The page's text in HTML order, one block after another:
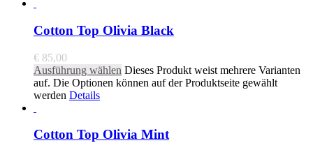
Cotton Top Olivia Black
€ 85,00
Ausführung wählen Dieses Produkt weist mehrere Varianten
auf. Die Optionen können auf der Produktseite gewählt
werden Details
Cotton Top Olivia Mint